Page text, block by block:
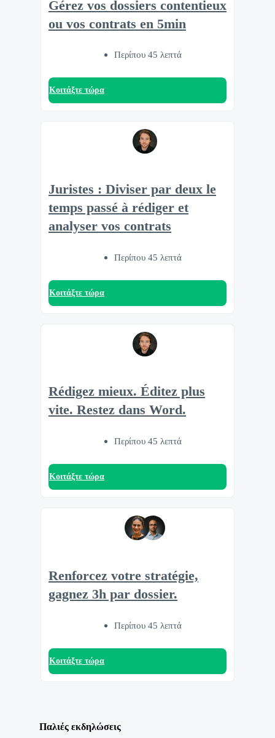
Gérez vos dossiers contentieux
ou vos contrats en 5min
Περίπου 45 λεπτά
Κοιτάξτε τώρα
Juristes : Diviser par deux le
temps passé à rédiger et
analyser vos contrats
Περίπου 45 λεπτά
Κοιτάξτε τώρα
Rédigez mieux. Éditez plus
vite. Restez dans Word.
Περίπου 45 λεπτά
Κοιτάξτε τώρα
Renforcez votre stratégie,
gagnez 3h par dossier.
Περίπου 45 λεπτά
Κοιτάξτε τώρα
Παλιές εκδηλώσεις